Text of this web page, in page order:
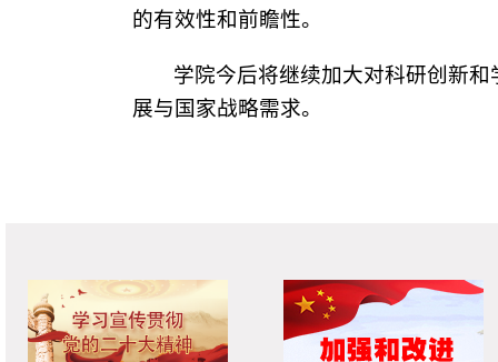
的有效性和前瞻性。
学院今后将继续加大对科研创新
展与国家战略需求。